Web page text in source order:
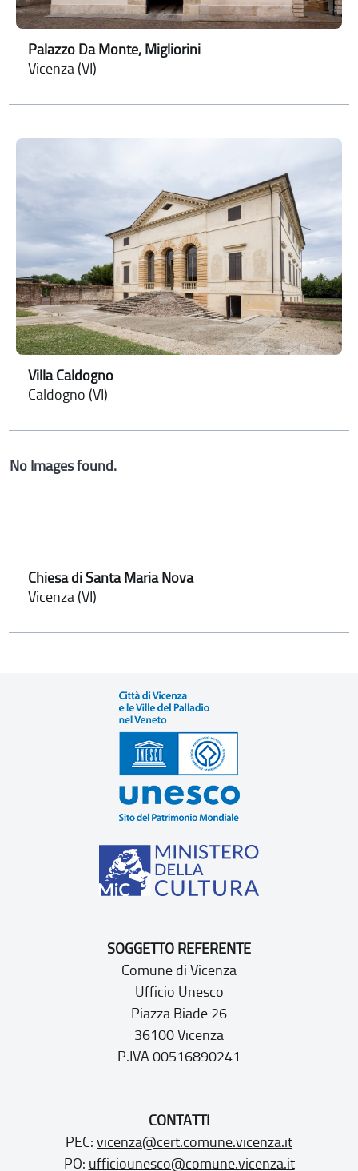
Palazzo Da Monte, Migliorini
Vicenza (VI)
Villa Caldogno
Caldogno (VI)
No Images found.
Chiesa di Santa Maria Nova
Vicenza (VI)
SOGGETTO REFERENTE
Comune di Vicenza
Ufficio Unesco
Piazza Biade 26
36100 Vicenza
P.IVA 00516890241
CONTATTI
PEC: vicenza@cert.comune.vicenza.it
PO: ufficiounesco@comune.vicenza.it